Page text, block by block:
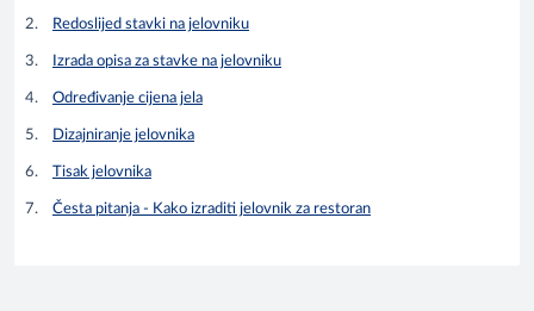
Redoslijed stavki na jelovniku
Izrada opisa za stavke na jelovniku
Određivanje cijena jela
Dizajniranje jelovnika
Tisak jelovnika
Česta pitanja - Kako izraditi jelovnik za restoran